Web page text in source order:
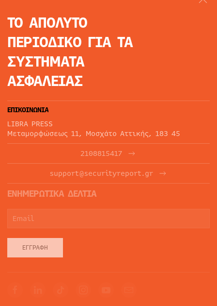
ΤΟ ΑΠΟΛΥΤΟ
ΠΕΡΙΟΔΙΚΟ ΓΙΑ ΤΑ
ΣΥΣΤΗΜΑΤΑ
ΑΣΦΑΛΕΙΑΣ
ΕΠΙΚΟΙΝΩΝΙΑ
LIBRA PRESS
Μεταμορφώσεως 11, Μοσχάτο Αττικής, 183 45
2108815417
support@securityreport.gr
ΕΝΗΜΕΡΩΤΙΚΑ ΔΕΛΤΙΑ
ΕΓΓΡΑΦΉ